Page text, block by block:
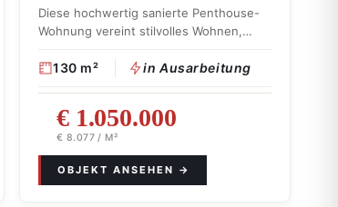
Diese hochwertig sanierte Penthouse-
Wohnung vereint stilvolles Wohnen,
Maß an …
130 m² in Ausarbeitung
€ 1.050.000
€ 8.077 / M²